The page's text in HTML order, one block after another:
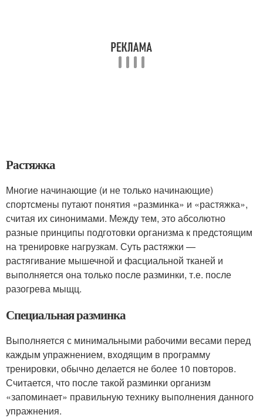
Растяжка
Многие начинающие (и не только начинающие)
спортсмены путают понятия «разминка» и «растяжка»,
считая их синонимами. Между тем, это абсолютно
разные принципы подготовки организма к предстоящим
на тренировке нагрузкам. Суть растяжки —
растягивание мышечной и фасциальной тканей и
выполняется она только после разминки, т.е. после
разогрева мыщц.
Специальная разминка
Выполняется с минимальными рабочими весами перед
каждым упражнением, входящим в программу
тренировки, обычно делается не более 10 повторов.
Считается, что после такой разминки организм
«запоминает» правильную технику выполнения данного
упражнения.